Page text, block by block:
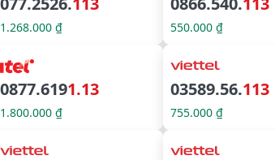
1.268.000 ₫ 550.000 ₫
0877.6191.13
1.800.000 ₫
03589.56.113
755.000 ₫